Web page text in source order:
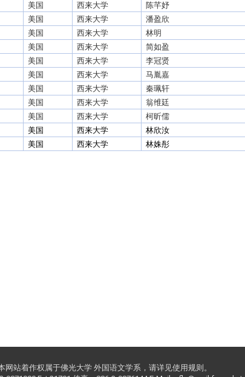
美国 西来大学 陈芊妤
美国 西来大学 潘盈欣
美国 西来大学 林明
美国 西来大学 简如盈
美国 西来大学 李冠贤
美国 西来大学 马胤嘉
美国 西来大学 秦珮轩
美国 西来大学
翁维廷
美国 西来大学
柯昕儒
美国 西来大学
林欣汝
美国 西来大学 林姝彤
网站着作权属于佛光大学 外国语文学系，请详见使用规则。